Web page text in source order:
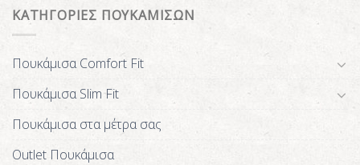
ΚΑΤΗΓΟΡΙΕΣ ΠΟΥΚΑΜΙΣΩΝ
Πουκάμισα Comfort Fit
Πουκάμισα Slim Fit
Πουκάμισα στα μέτρα σας
Outlet Πουκάμισα